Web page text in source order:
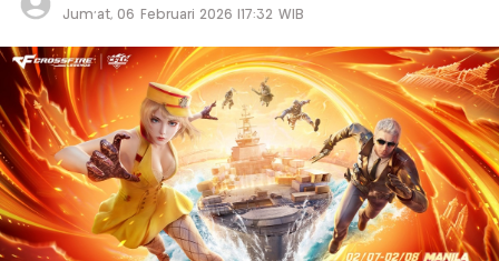
Jum'at, 06 Februari 2026 |17:32 WIB